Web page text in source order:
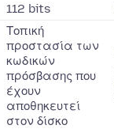
112 bits
Τοπική
προστασία των
κωδικών
πρόσβασης που
έχουν
αποθηκευτεί
στον δίσκο